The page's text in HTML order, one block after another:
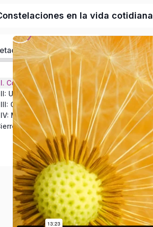
en la vida cotidiana
ENCUENTRO I. Comenzando a caminar juntos…
ENCUENTRO III: Caminando hacia el Amor Ordenado
ENCUENTRO IV: Movimientos hacia la solución
del 1° Seminario